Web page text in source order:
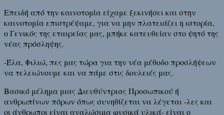
Επειδή από την καινοτομία είχαμε ξεκινήσει και στην
καινοτομία επιστρέψαμε, για να μην πλατειάζει η ιστορία,
ο Γενικός της εταιρείας μας, μπήκε κατευθείαν στο ψητό της
νέας πρόσληψης.
-Έλα, Φιλιώ, πες μας τώρα για την νέα μέθοδο προσλήψεων
να τελειώνουμε και να πάμε στις δουλειές μας.
Βασικό μέλημα μιας Διευθύντριας Προσωπικού ή
ανθρωπίνων πόρων όπως συνηθίζεται να λέγεται -λες και
οι άνθρωποι είναι αναλώσιμα φυσικά υλικά- είναι ο